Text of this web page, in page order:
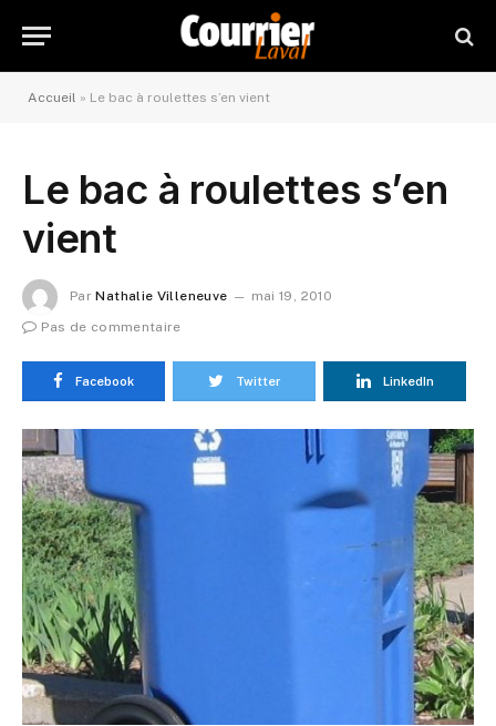
Accueil » Le bac à roulettes s’en vient
Le bac à roulettes s’en
vient
Par Nathalie Villeneuve
mai 19, 2010
Pas de commentaire
Facebook Twitter LinkedIn